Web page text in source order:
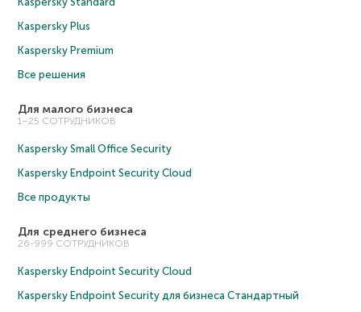
Kaspersky Plus
Kaspersky Premium
Все решения
Для малого бизнеса
1–25 СОТРУДНИКОВ
Kaspersky Small Office Security
Kaspersky Endpoint Security Cloud
Все продукты
Для среднего бизнеса
26-999 СОТРУДНИКОВ
Kaspersky Endpoint Security Cloud
Kaspersky Endpoint Security для бизнеса Cтандартный